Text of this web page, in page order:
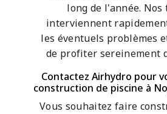
long de l'année. Nos
interviennent
les éventuels problèmes
de profiter sereinement
Contactez Airhydro pour
construction de piscine à
Vous souhaitez faire